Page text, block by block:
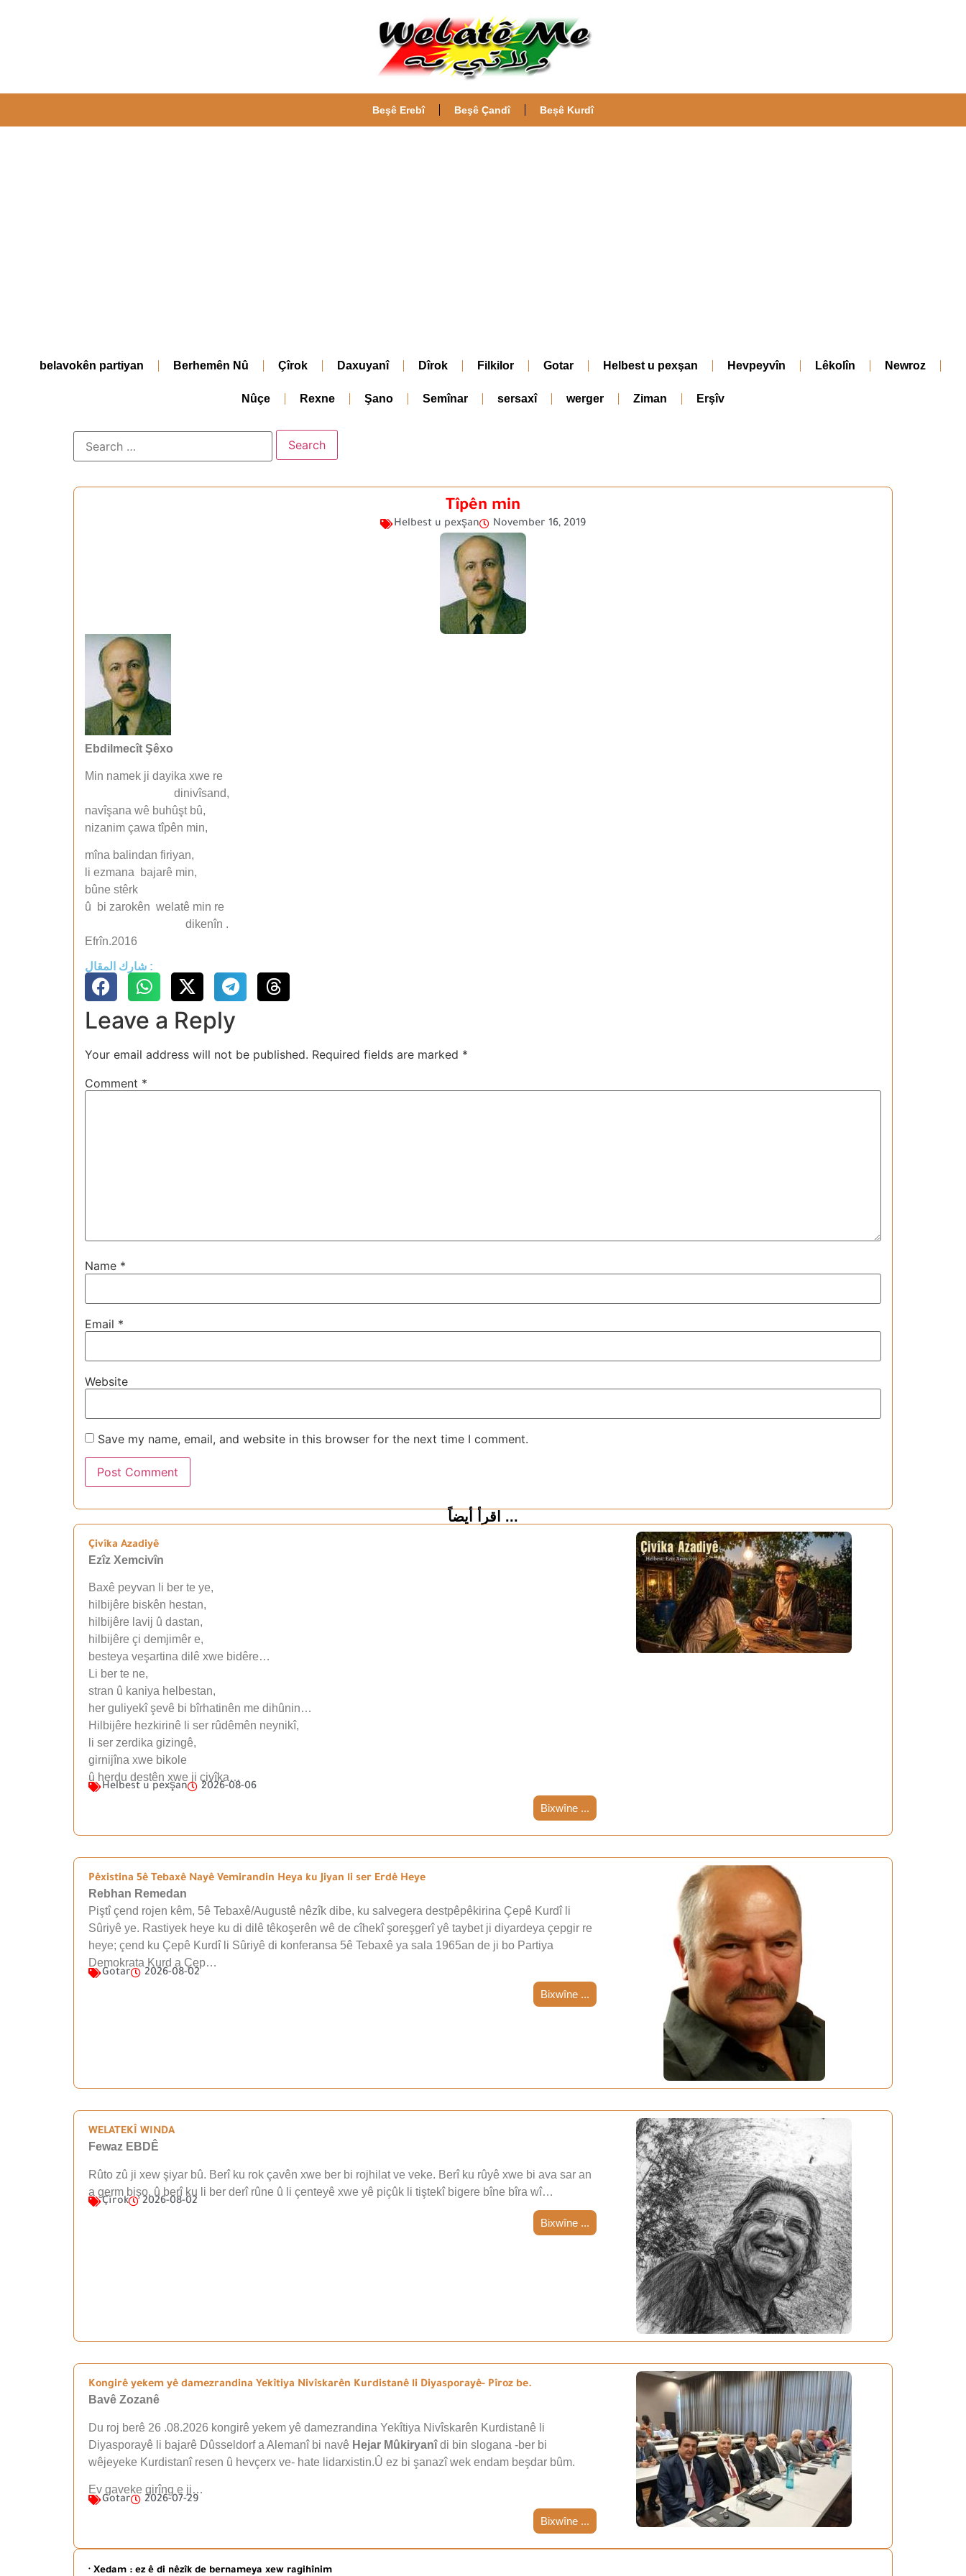
Beşê Erebî Beşê Çandî Beșê Kurdî
belavokên partiyan Berhemên Nû Çîrok Daxuyanî Dîrok Filkilor Gotar Helbest u pexşan Hevpeyvîn Lêkolîn Newroz
Nûçe Rexne Şano Semînar sersaxî werger Ziman Erşîv
Tîpên min
Helbest u pexşan November 16, 2019
Ebdilmecît Şêxo
Min namek ji dayika xwe re
dinivîsand,
navîşana wê buhûşt bû,
nizanim çawa tîpên min,
mîna balindan firiyan,
li ezmana bajarê min,
bûne stêrk
û bi zarokên welatê min re
dikenîn .
Efrîn.2016
شارك المقال :
Leave a Reply
Your email address will not be published. Required fields are marked *
Comment *
Name *
Email *
Website
Save my name, email, and website in this browser for the next time I comment.
اقرأ أيضاً ...
Çivîka Azadiyê
Ezîz Xemcivîn
Baxê peyvan li ber te ye,
hilbijêre biskên hestan,
hilbijêre lavij û dastan,
hilbijêre çi demjimêr e,
besteya veşartina dilê xwe bidêre…
Li ber te ne,
stran û kaniya helbestan,
her guliyekî şevê bi bîrhatinên me dihûnin…
Hilbijêre hezkirinê li ser rûdêmên neynikî,
li ser zerdika gizingê,
girnijîna xwe bikole
û herdu destên xwe ji çivîka…
Helbest u pexşan 2026-08-06
Bixwîne ...
Pêxistina 5ê Tebaxê Nayê Vemirandin Heya ku Jiyan li ser Erdê Heye
Rebhan Remedan
Piştî çend rojen kêm, 5ê Tebaxê/Augustê nêzîk dibe, ku salvegera destpêpêkirina Çepê Kurdî li
Sûriyê ye. Rastiyek heye ku di dilê têkoşerên wê de cîhekî şoreşgerî yê taybet ji diyardeya çepgir re
heye; çend ku Çepê Kurdî li Sûriyê di konferansa 5ê Tebaxê ya sala 1965an de ji bo Partiya
Demokrata Kurd a Çep…
Gotar 2026-08-02
Bixwîne ...
WELATEKÎ WINDA
Fewaz EBDÊ
Rûto zû ji xew şiyar bû. Berî ku rok çavên xwe ber bi rojhilat ve veke. Berî ku rûyê xwe bi ava sar an
a germ bişo, û berî ku li ber derî rûne û li çenteyê xwe yê piçûk li tiştekî bigere bîne bîra wî…
Çîrok 2026-08-02
Bixwîne ...
Kongirê yekem yê damezrandina Yekîtiya Nivîskarên Kurdistanê li Diyasporayê- Pîroz be.
Bavê Zozanê
Du roj berê 26 .08.2026 kongirê yekem yê damezrandina Yekîtiya Nivîskarên Kurdistanê li
Diyasporayê li bajarê Dûsseldorf a Alemanî bi navê Hejar Mûkiryanîdi bin slogana -ber bi
wêjeyeke Kurdistanî resen û hevçerx ve- hate lidarxistin.Û ez bi şanazî wek endam beşdar bûm.
Ev gaveke girîng e ji…
Gotar 2026-07-29
Bixwîne ...
· Xedam : ez ê di nêzîk de bernameya xew ragihînim